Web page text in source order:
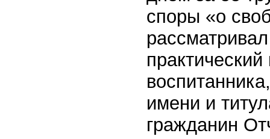
споры «о
имени и
гражданин